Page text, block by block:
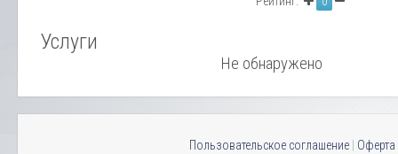
Услуги
Не обнаружено
Пользовательское соглашение | Оферта